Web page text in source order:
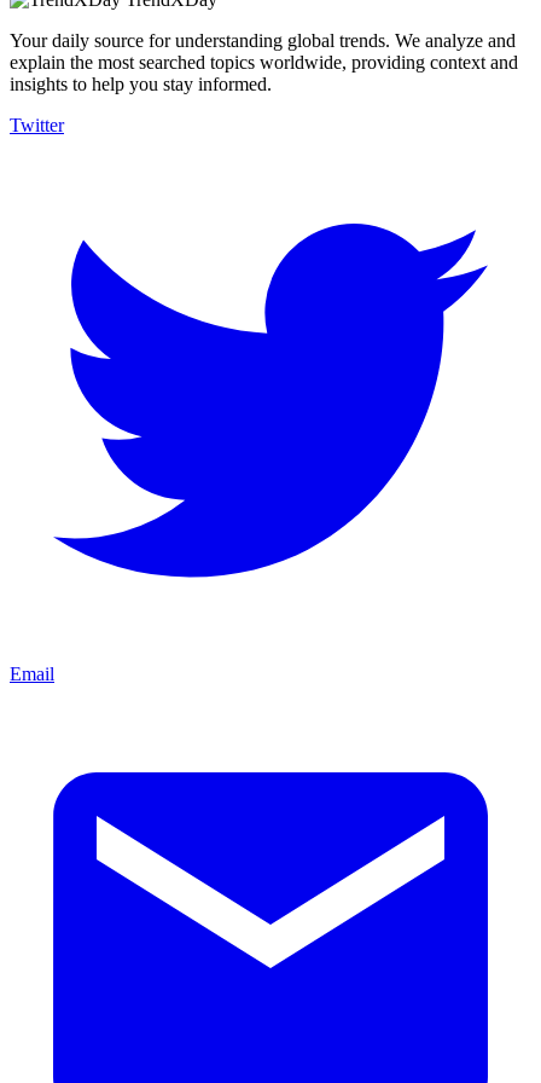
Your daily source for understanding global trends. We analyze and
explain the most searched topics worldwide, providing context and
insights to help you stay informed.
Twitter
Email